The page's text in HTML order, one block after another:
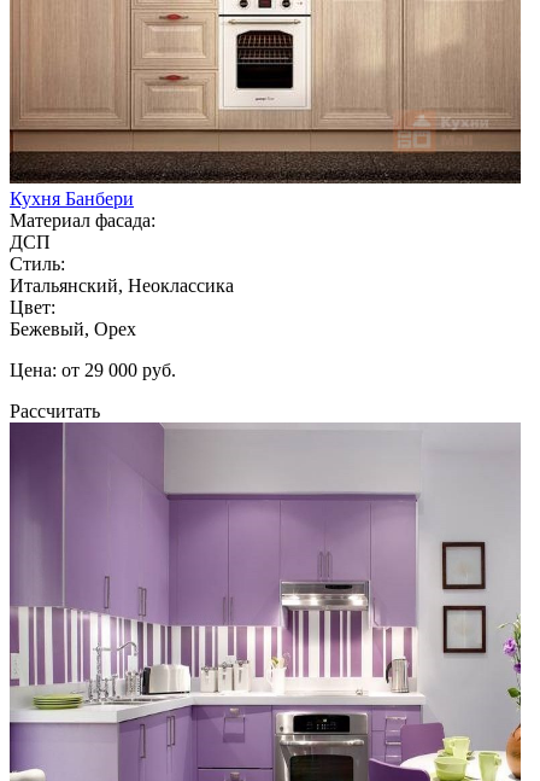
Кухня Банбери
Материал фасада:
ДСП
Стиль:
Итальянский, Неоклассика
Цвет:
Бежевый, Орех
Цена: от 29 000 руб.
Рассчитать